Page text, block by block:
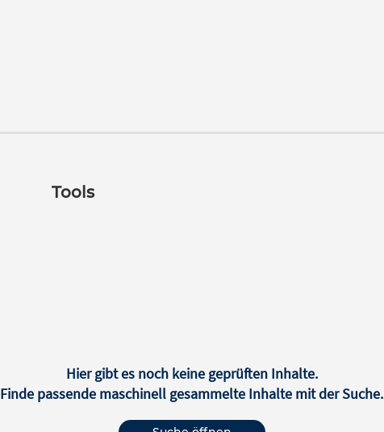
Tools
Hier gibt es noch keine geprüften Inhalte.
Finde passende maschinell gesammelte Inhalte mit der Suche.